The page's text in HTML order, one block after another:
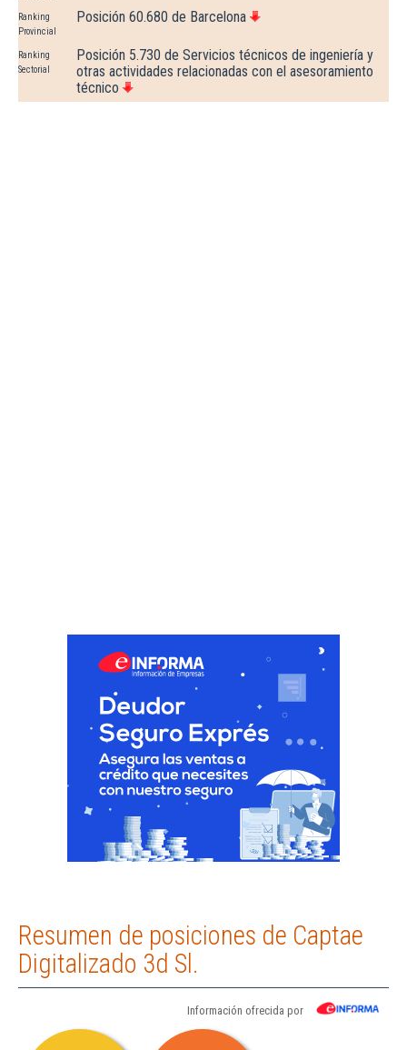
Ranking
Provincial
Posición 60.680 de Barcelona
Ranking
Sectorial
Posición 5.730 de Servicios técnicos de ingeniería y
otras actividades relacionadas con el asesoramiento
técnico
Resumen de posiciones de Captae
Digitalizado 3d Sl.
Información ofrecida por